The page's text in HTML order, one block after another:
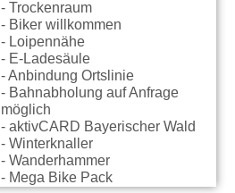
- Trockenraum
- Biker willkommen
- Loipennähe
- E-Ladesäule
- Anbindung Ortslinie
- Bahnabholung auf Anfrage
möglich
- aktivCARD Bayerischer Wald
- Winterknaller
- Wanderhammer
- Mega Bike Pack